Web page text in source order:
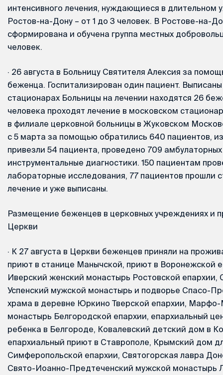
интенсивного лечения, нуждающиеся в длительном
Ростов-на-Дону – от 1 до 3 человек. В Ростове-на-
сформирована и обучена группа местных
человек.
· 26 августа в Больницу Святителя Алексия за
беженца. Госпитализирован один пациент.
стационарах Больницы на лечении находятся 26
человека проходят лечение в московском
в филиале церковной больницы в Жуковском
с 5 марта за помощью обратились 640 пациентов,
привезли 54 пациента, проведено 709
инструментальные диагностики. 150 пациентам
лабораторные исследования, 77 пациентов прошли
лечение и уже выписаны.
Размещение беженцев в церковных учреждениях и
Церкви
· К 27 августа в Церкви беженцев приняли на
приют в станице Манычской, приют в Воронежской
Иверский женский монастырь Ростовской епархии,
Успенский мужской монастырь и подворье Спасо-
храма в деревне Юркино Тверской епархии,
монастырь Белгородской епархии, епархиальный
ребенка в Белгороде, Ковалевский детский дом в
епархиальный приют в Ставрополе, Крымский дом
Симферопольской епархии, Святогорская лавра
Свято-Иоанно-Предтеченский мужской монастырь